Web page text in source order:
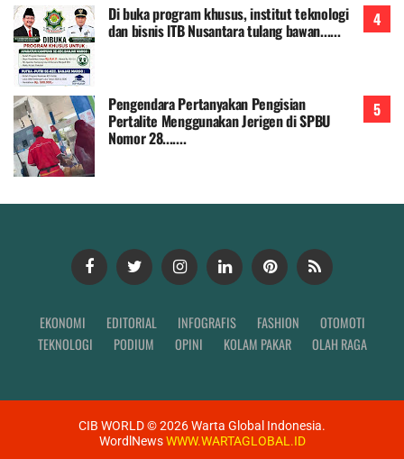
Di buka program khusus, institut teknologi
dan bisnis lTB Nusantara tulang bawan......
Pengendara Pertanyakan Pengisian
Pertalite Menggunakan Jerigen di SPBU
Nomor 28.......
EKONOMI EDITORIAL INFOGRAFIS FASHION
OTOMOTI
TEKNOLOGI
PODIUM OPINI KOLAM PAKAR OLAH RAGA
CIB WORLD ©2026Warta Global Indonesia.
WordlNewsWWW.WARTAGLOBAL.ID